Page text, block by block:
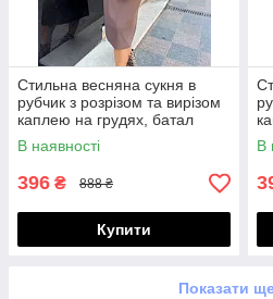
Стильна весняна сукня в
рубчик з розрізом та вирізом
каплею на грудях, батал
великі розміри
В наявності
396 ₴ 888 ₴
Купити
В
Показати